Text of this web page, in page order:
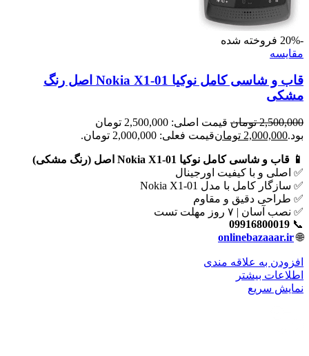
-20%
فروخته شده
مقايسه
قاب و شاسی کامل نوکیا Nokia X1-01 اصل رنگ
مشکی
2,500,000 تومان
قیمت اصلی: 2,500,000 تومان
بود.2,000,000 تومانقیمت فعلی: 2,000,000 تومان.
📱 قاب و شاسی کامل نوکیا Nokia X1-01 اصل (رنگ مشکی)
✅ اصلی و با کیفیت اورجینال
✅ سازگار کامل با مدل Nokia X1-01
✅ طراحی دقیق و مقاوم
✅ نصب آسان | ۷ روز مهلت تست
📞
09916800019
🌐
onlinebazaaar.ir
افزودن به علاقه مندی
اطلاعات بیشتر
نمایش سریع